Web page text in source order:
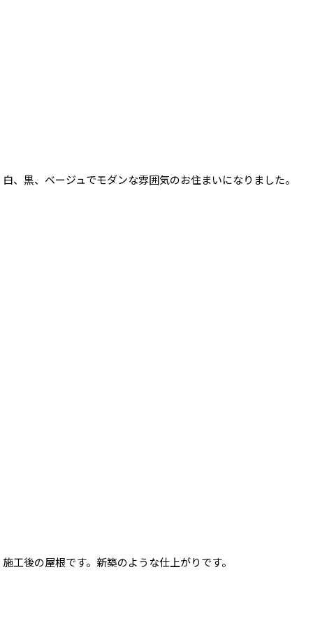
白、黒、ベージュでモダンな雰囲気のお住まいになりました。
施工後の屋根です。新築のような仕上がりです。